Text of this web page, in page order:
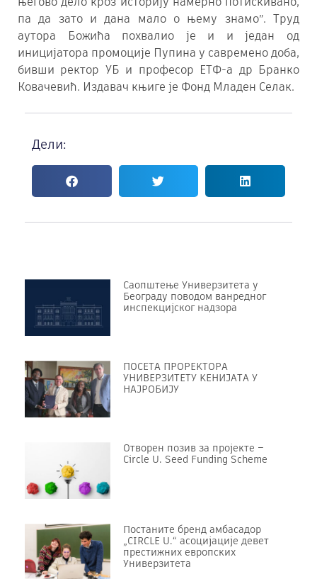
па да зато и дана мало о њему знамо”. Труд
аутора Божића похвалио је и и један од
иницијатора промоције Пупина у савремено доба,
бивши ректор УБ и професор ЕТФ-а др Бранко
Ковачевић. Издавач књиге је Фонд Младен Селак.
Дели:
Саопштење Универзитета у
Београду поводом ванредног
инспекцијског надзора
ПОСЕТА ПРОРЕKТОРА
УНИВЕРЗИТЕТУ KЕНИЈАТА У
НАЈРОБИЈУ
Отворен позив за пројекте –
Circle U. Seed Funding Scheme
Постаните бренд амбасадор
„CIRCLE U.“ асоцијације девет
престижних европских
Универзитета